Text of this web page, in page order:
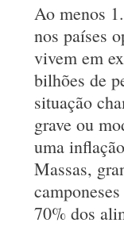
Ao menos
nos países
vivem em
bilhões de
situação
grave ou
uma
Massas,
70% dos